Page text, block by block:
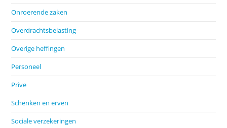
Onroerende zaken
Overdrachtsbelasting
Overige heffingen
Personeel
Prive
Schenken en erven
Sociale verzekeringen